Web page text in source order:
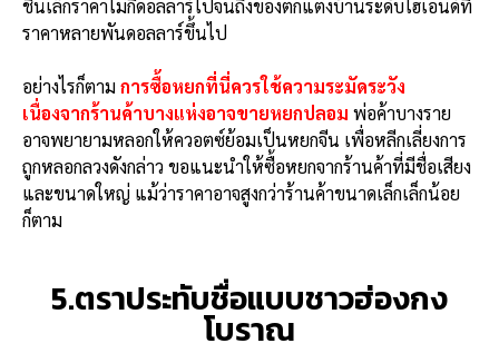
ชิ้นเล็กราคาไม่กี่ดอลลาร์ไปจนถึงของตกแต่งบ้านระดับไฮเอนด์ที่
ราคาหลายพันดอลลาร์ขึ้นไป
อย่างไรก็ตาม การซื้อหยกที่นี่ควรใช้ความระมัดระวัง
เนื่องจากร้านค้าบางแห่งอาจขายหยกปลอม พ่อค้าบางราย
อาจพยายามหลอกให้ควอตซ์ย้อมเป็นหยกจีน เพื่อหลีกเลี่ยงการ
ถูกหลอกลวงดังกล่าว ขอแนะนำให้ซื้อหยกจากร้านค้าที่มีชื่อเสียง
และขนาดใหญ่ แม้ว่าราคาอาจสูงกว่าร้านค้าขนาดเล็กเล็กน้อย
ก็ตาม
5.ตราประทับชื่อแบบชาวฮ่องกง
โบราณ